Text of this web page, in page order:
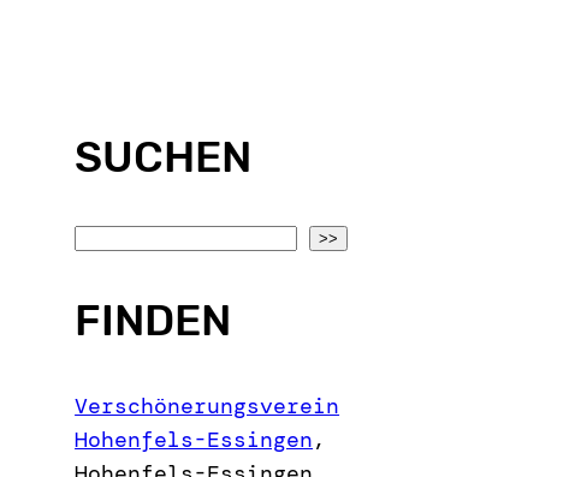
SUCHEN
a
r
h
>>
FINDEN
Verschönerungsverein
Hohenfels-Essingen,